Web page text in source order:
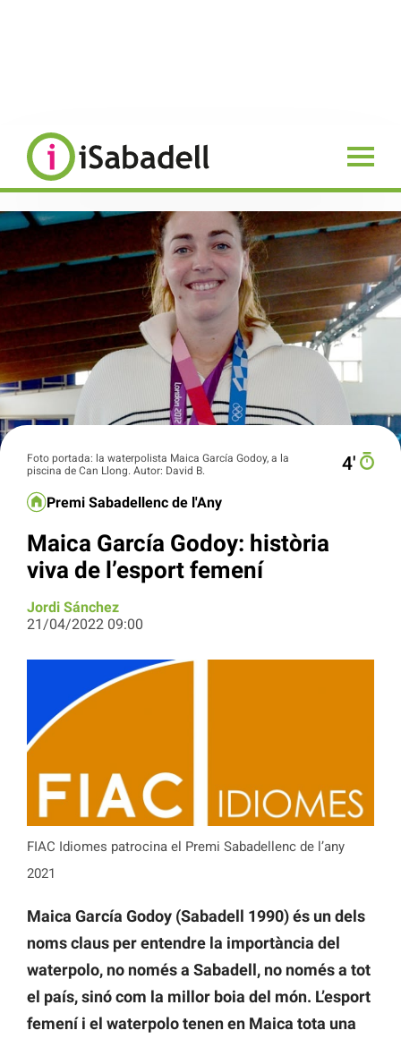
Foto portada: la waterpolista Maica García Godoy, a la
piscina de Can Llong. Autor: David B.
4′
Premi Sabadellenc de l'Any
Maica García Godoy: història
viva de l’esport femení
Jordi Sánchez
21/04/2022 09:00
FIAC Idiomes patrocina el Premi Sabadellenc de l’any
2021
Maica García Godoy (Sabadell 1990) és un dels
noms claus per entendre la importància del
waterpolo, no només a Sabadell, no només a tot
el país, sinó com la millor boia del món. L’esport
femení i el waterpolo tenen en Maica tota una